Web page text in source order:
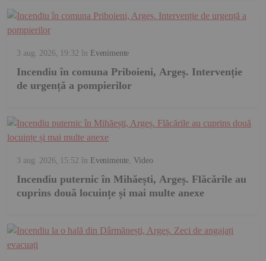
3 aug. 2026, 19:32 în Evenimente
Incendiu în comuna Priboieni, Argeș. Intervenție
de urgență a pompierilor
3 aug. 2026, 15:52 în Evenimente Video
Incendiu puternic în Mihăești, Argeș. Flăcările au
cuprins două locuințe și mai multe anexe